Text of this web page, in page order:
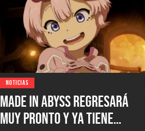
NOTICIAS
Made in Abyss regresará
muy pronto y ya tiene